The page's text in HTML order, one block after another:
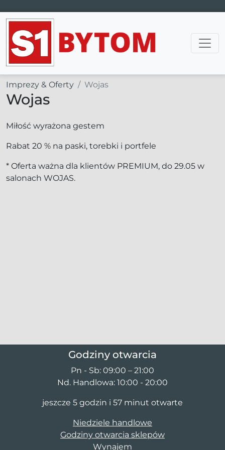
Main Navigation
Imprezy & Oferty Wojas
Wojas
Miłość wyrażona gestem
Rabat 20 % na paski, torebki i portfele
* Oferta ważna dla klientów PREMIUM, do 29.05 w
salonach WOJAS.
Godziny otwarcia
Pn - Sb: 09:00 – 21:00
Nd. Handlowa: 10:00 - 20:00
jeszcze 5 godzin i 57 minut otwarte
Niedziele handlowe
Godziny otwarcia sklepów
Wynajem